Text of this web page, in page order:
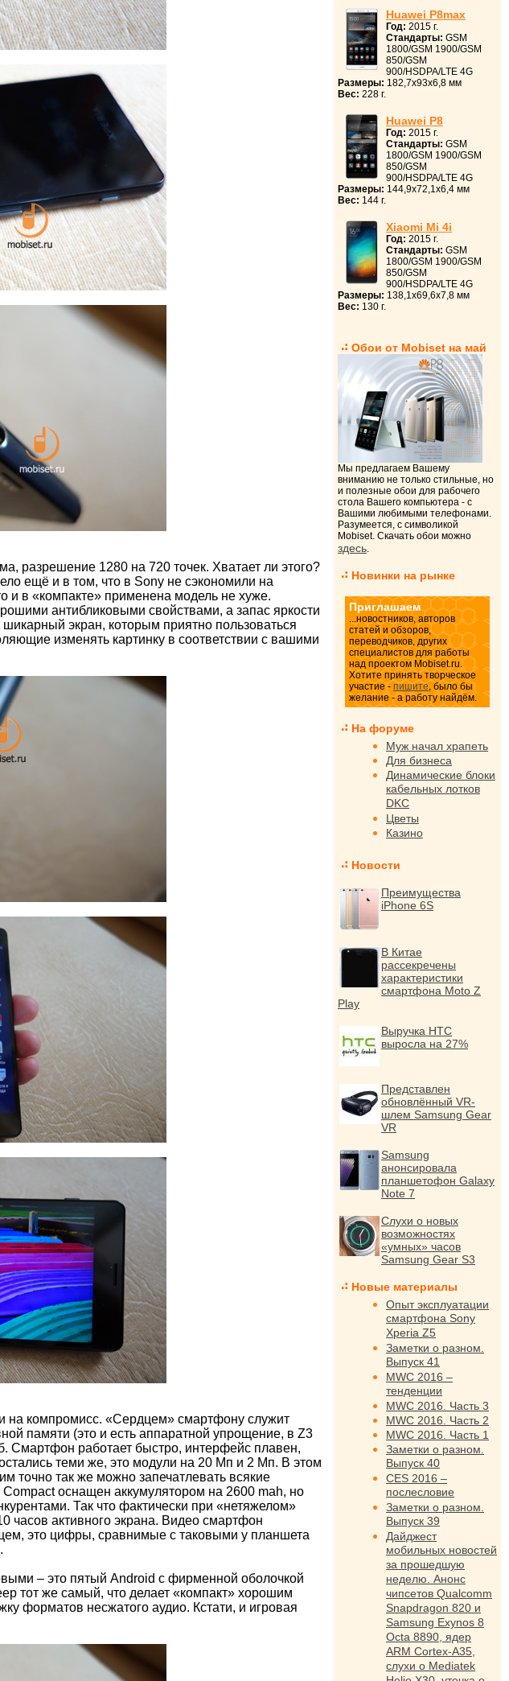
разрешение 1280 на 720 точек. Хватает ли этого?
ещё и в том, что в Sony не сэкономили на
и в «компакте» применена модель не хуже.
антибликовыми свойствами, а запас яркости
экран, которым приятно пользоваться
изменять картинку в соответствии с вашими
на компромисс. «Сердцем» смартфону служит
памяти (это и есть аппаратной упрощение, в Z3
Смартфон работает быстро, интерфейс плавен,
теми же, это модули на 20 Мп и 2 Мп. В этом
точно так же можно запечатлевать всякие
оснащен аккумулятором на 2600 mah, но
Так что фактически при «нетяжелом»
часов активного экрана. Видео смартфон
это цифры, сравнимые с таковыми у планшета
– это пятый Android с фирменной оболочкой
тот же самый, что делает «компакт» хорошим
форматов несжатого аудио. Кстати, и игровая
Huawei P8max
Год: 2015 г.
Стандарты: GSM
1800/GSM 1900/GSM
850/GSM
900/HSDPA/LTE 4G
Размеры: 182,7x93x6,8 мм
Вес: 228 г.
Huawei P8
Год: 2015 г.
Стандарты: GSM
1800/GSM 1900/GSM
850/GSM
900/HSDPA/LTE 4G
Размеры: 144,9x72,1x6,4 мм
Вес: 144 г.
Xiaomi Mi 4i
Год: 2015 г.
Стандарты: GSM
1800/GSM 1900/GSM
850/GSM
900/HSDPA/LTE 4G
Размеры: 138,1x69,6x7,8 мм
Вес: 130 г.
Обои от Mobiset на май
Мы предлагаем Вашему
вниманию не только стильные, но
и полезные обои для рабочего
стола Вашего компьютера - с
Вашими любимыми телефонами.
Разумеется, с символикой
Mobiset. Скачать обои можно
здесь.
Новинки на рынке
Приглашаем
...новостников, авторов
статей и обзоров,
переводчиков, других
специалистов для работы
над проектом Mobiset.ru.
Хотите принять творческое
участие - пишите, было бы
желание - а работу найдём.
На форуме
Муж начал храпеть
Для бизнеса
Динамические блоки
кабельных лотков
DKC
Цветы
Казино
Новости
Преимущества
iPhone 6S
В Китае
рассекречены
характеристики
смартфона Moto Z
Play
Выручка HTC
выросла на 27%
Представлен
обновлённый VR-
шлем Samsung Gear
VR
Samsung
анонсировала
планшетофон Galaxy
Note 7
Слухи о новых
возможностях
«умных» часов
Samsung Gear S3
Новые материалы
Опыт эксплуатации
смартфона Sony
Xperia Z5
Заметки о разном.
Выпуск 41
MWC 2016 –
тенденции
MWC 2016. Часть 3
MWC 2016. Часть 2
MWC 2016. Часть 1
Заметки о разном.
Выпуск 40
CES 2016 –
послесловие
Заметки о разном.
Выпуск 39
Дайджест
мобильных новостей
за прошедшую
неделю. Анонс
чипсетов Qualcomm
Snapdragon 820 и
Samsung Exynos 8
Octa 8890, ядер
ARM Cortex-A35,
слухи о Mediatek